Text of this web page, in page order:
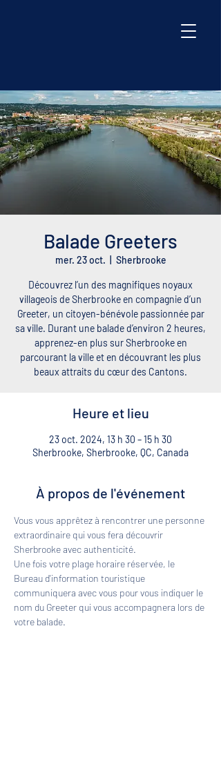
Balade Greeters
mer. 23 oct. Sherbrooke
Découvrez l’un des magnifiques noyaux
villageois de Sherbrooke en compagnie d’un
Greeter, un citoyen-bénévole passionnée par
sa ville. Durant une balade d’environ 2 heures,
apprenez-en plus sur Sherbrooke en
parcourant la ville et en découvrant les plus
beaux attraits du cœur des Cantons.
Heure et lieu
23 oct. 2024, 13 h 30 – 15 h 30
Sherbrooke, Sherbrooke, QC, Canada
À propos de l'événement
Vous vous apprêtez à rencontrer une personne
extraordinaire qui vous fera découvrir
Sherbrooke avec authenticité.
Une fois votre plage horaire réservée, le
Bureau d'information touristique
communiquera avec vous pour vous indiquer le
nom du Greeter qui vous accompagnera lors de
votre balade.